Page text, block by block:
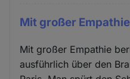
Mit großer
Mit großer Empathie
ausführlich über den